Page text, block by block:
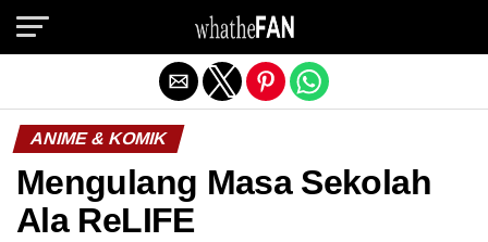
ANIME & KOMIK
Mengulang Masa Sekolah
Ala ReLIFE
Exit mobile version